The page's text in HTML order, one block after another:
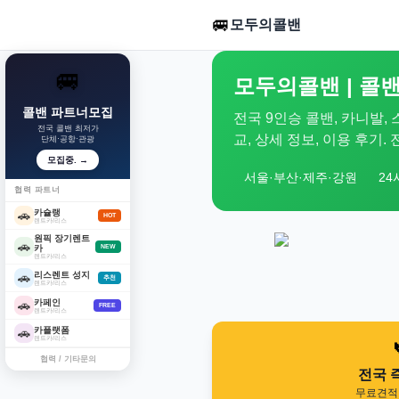
🚐 모두의콜밴
모두의콜밴 | 콜
전국 9인승 콜밴, 카니발,
교, 상세 정보, 이용 후기.
서울·부산·제주·강원 24
전국
무료견
🚐
콜밴 파트너모집
전국 콜밴 최저가
단체·공항·관광
모집중. →
협력 파트너
🚗 카슐랭
렌트카/리스
HOT
🚗
원픽 장기렌트
카
렌트카/리스
NEW
🚗 리스렌트 성지
렌트카/리스
추천
🚗 카페인
렌트카/리스
FREE
🚗 카플랫폼
렌트카/리스
협력 / 기타문의